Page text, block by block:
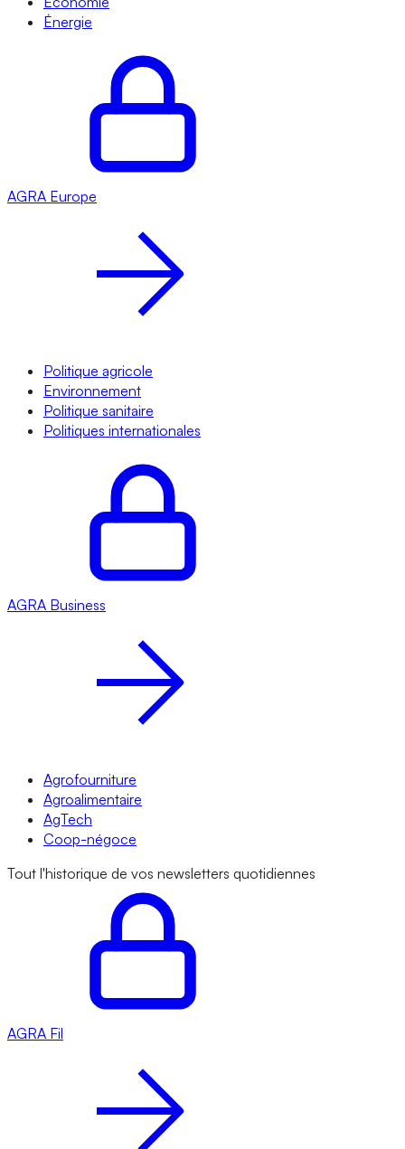
Énergie
AGRA Europe
Politique agricole
Environnement
Politique sanitaire
Politiques internationales
AGRA Business
Agrofourniture
Agroalimentaire
AgTech
Coop-négoce
Tout l'historique de vos newsletters quotidiennes
AGRA Fil